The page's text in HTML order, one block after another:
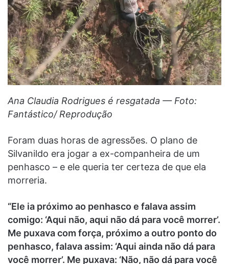
Ana Claudia Rodrigues é resgatada — Foto:
Fantástico/ Reprodução
Foram duas horas de agressões. O plano de
Silvanildo era jogar a ex-companheira de um
penhasco – e ele queria ter certeza de que ela
morreria.
“Ele ia próximo ao penhasco e falava assim
comigo: ‘Aqui não, aqui não dá para você morrer’.
Me puxava com força, próximo a outro ponto do
penhasco, falava assim: ‘Aqui ainda não dá para
você morrer’. Me puxava: ‘Não, não dá para você